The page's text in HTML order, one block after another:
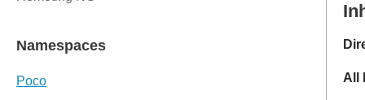
All